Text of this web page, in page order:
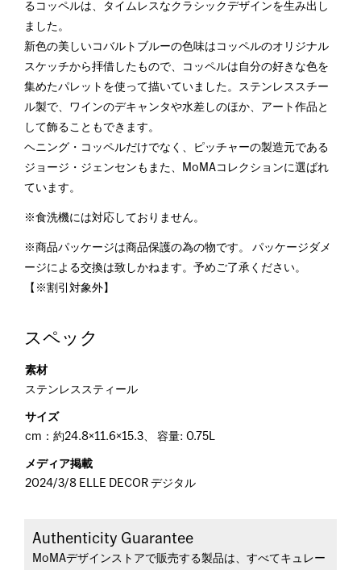
るコッペルは、タイムレスなクラシックデザインを生み出し
ました。
新色の美しいコバルトブルーの色味はコッペルのオリジナル
スケッチから拝借したもので、コッペルは自分の好きな色を
集めたパレットを使って描いていました。ステンレススチー
ル製で、ワインのデキャンタや水差しのほか、アート作品と
して飾ることもできます。
ヘニング・コッペルだけでなく、ピッチャーの製造元である
ジョージ・ジェンセンもまた、MoMAコレクションに選ばれ
ています。
※食洗機には対応しておりません。
※商品パッケージは商品保護の為の物です。 パッケージダメ
ージによる交換は致しかねます。予めご了承ください。
【※割引対象外】
スペック
素材
ステンレススティール
サイズ
cm：約24.8×11.6×15.3、 容量: 0.75L
メディア掲載
2024/3/8 ELLE DECOR デジタル
Authenticity Guarantee
MoMAデザインストアで販売する製品は、すべてキュレー